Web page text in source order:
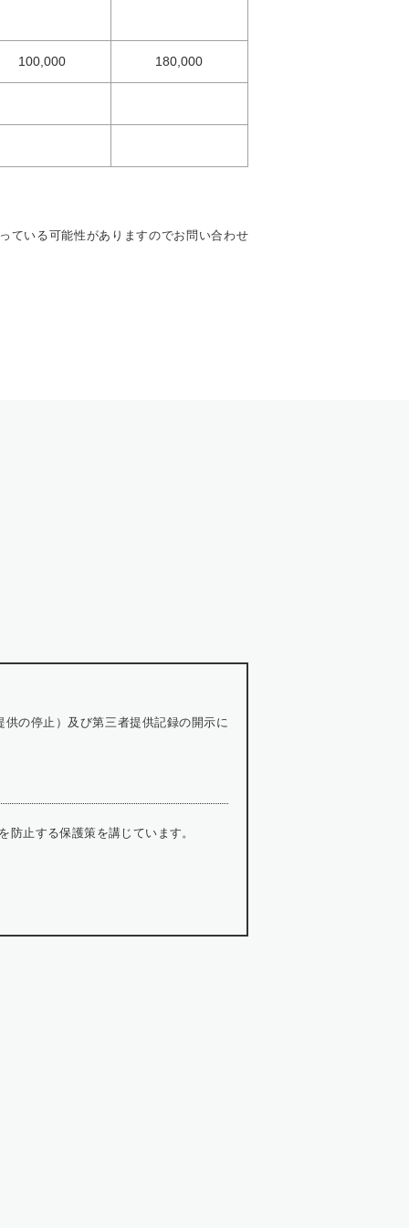
100,000 180,000
ている可能性がありますのでお問い合わせ
の停止）及び第三者提供記録の開示に
止する保護策を講じています。
いることを条件として委託先を厳選し